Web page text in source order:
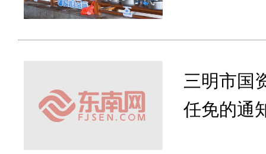
三明市国
任免的通